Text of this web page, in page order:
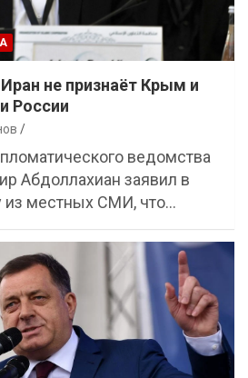
не признаёт Крым и
России
ведомства
Абдоллахиан заявил в
из местных СМИ, что…